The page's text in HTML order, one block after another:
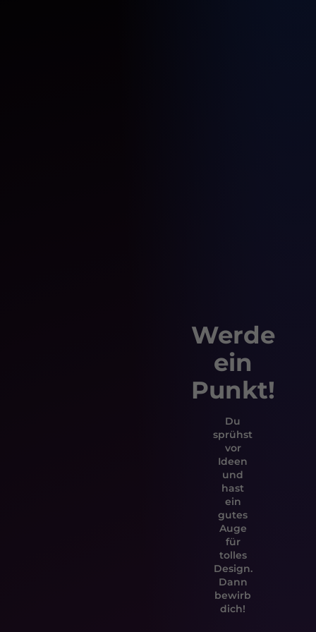
Werde
ein
Punkt!
Du
sprühst
vor
Ideen
und
hast
ein
gutes
Auge
für
tolles
Design.
Dann
bewirb
dich!